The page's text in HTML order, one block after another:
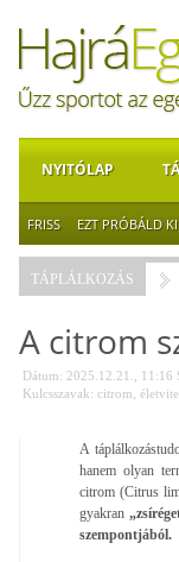
NYITÓLAP
FRISS EZT PRÓBÁLD
TÁPLÁLKOZÁS
A citrom
Dátum: 2025.12.21., 11:16
Kulcsszavak: citrom
A
hanem olyan
citrom (Citrus
gyakran
szempontjából.